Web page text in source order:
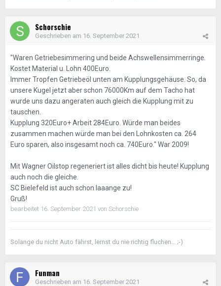
Schorschie
Geschrieben am 16. September 2021
"Waren Getriebesimmering und beide Achswellensimmerringe.
Kostet Material u. Lohn 400Euro.
Immer Tropfen Getriebeöl unten am Kupplungsgehäuse. So, da
unsere Kugel jetzt aber schon 76000Km auf dem Tacho hat
wurde uns dazu angeraten auch gleich die Kupplung mit zu
tauschen.
Kupplung 320Euro+ Arbeit 284Euro. Würde man beides
zusammen machen würde man bei den Lohnkosten ca. 264
Euro sparen, also insgesamt noch ca. 740Euro." War 2009!
Mit Wagner Oilstop regeneriert ist alles dicht bis heute! Kupplung
auch noch die gleiche.
SC Bielefeld ist auch schon laaange zu!
Gruß!
bearbeitet 16. September 2021 von Schorschie
Solange du nicht Auto fährst, lernst du nie richtig fluchen... ;-)
Funman
Geschrieben am 16. September 2021